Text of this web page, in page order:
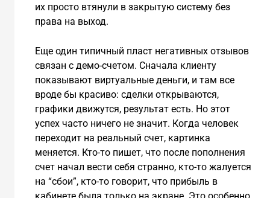
их просто втянули в закрытую систему без
права на выход.
Еще один типичный пласт негативных отзывов
связан с демо-счетом. Сначала клиенту
показывают виртуальные деньги, и там все
вроде бы красиво: сделки открываются,
графики движутся, результат есть. Но этот
успех часто ничего не значит. Когда человек
переходит на реальный счет, картинка
меняется. Кто-то пишет, что после пополнения
счет начал вести себя странно, кто-то жалуется
на “сбои”, кто-то говорит, что прибыль в